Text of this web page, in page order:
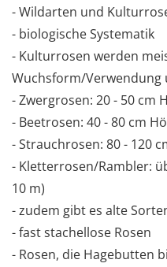
- Wildarten und
- biologische Systematik
- Kulturrosen werden
Wuchsform/
- Zwergrosen: 20 - 50 cm
- Beetrosen: 40 - 80 cm
- Strauchrosen: 80 - 120
- Kletterrosen/Rambler:
10 m)
- zudem gibt es alte
- fast stachellose Rosen
- Rosen, die Hagebutten